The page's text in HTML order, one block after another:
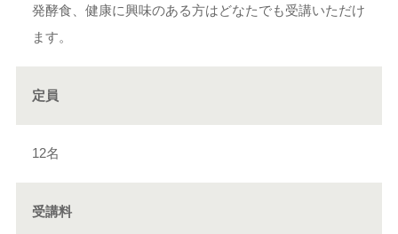
発酵食、健康に興味のある方はどなたでも受講いただけ
ます。
定員
12名
受講料